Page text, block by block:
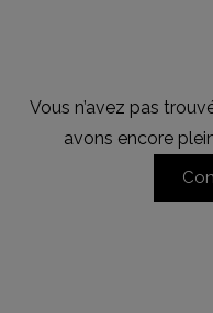
Vous n’avez pas
avons encore